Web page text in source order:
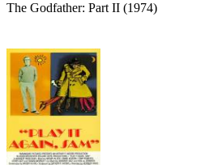
The Godfather: Part II (1974)